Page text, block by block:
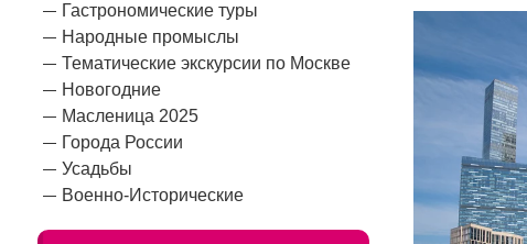
Гастрономические туры
Народные промыслы
Тематические экскурсии по Москве
Новогодние
Масленица 2025
Города России
Усадьбы
Военно-Исторические